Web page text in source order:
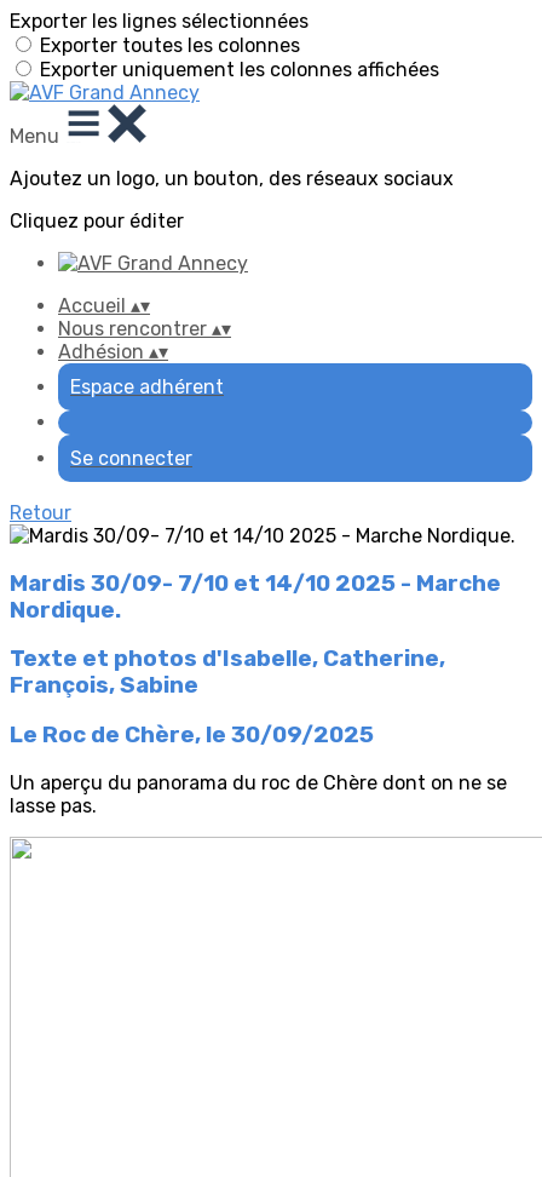
Exporter les lignes sélectionnées
Exporter toutes les colonnes
Exporter uniquement les colonnes affichées
Menu
Ajoutez un logo, un bouton, des réseaux sociaux
Cliquez pour éditer
Accueil ▴▾
Nous rencontrer ▴▾
Adhésion ▴▾
Espace adhérent
Se connecter
Retour
Mardis 30/09- 7/10 et 14/10 2025 - Marche
Nordique.
Texte et photos d'Isabelle, Catherine,
François, Sabine
Le Roc de Chère, le 30/09/2025
Un aperçu du panorama du roc de Chère dont on ne se
lasse pas.